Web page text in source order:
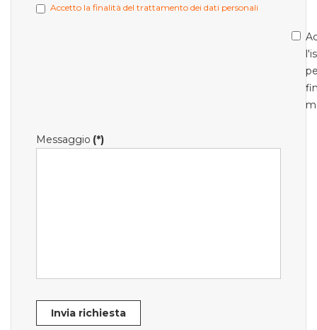
Accetto la finalità del trattamento dei dati personali
Messaggio (*)
Invia richiesta